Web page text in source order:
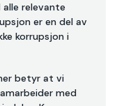
relevante
er en del av
korrupsjon i
betyr at vi
med